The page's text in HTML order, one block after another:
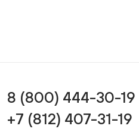
8 (800) 444-30-19
+7 (812) 407-31-19